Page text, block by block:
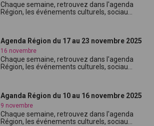
Chaque semaine, retrouvez dans l'agenda
Région, les événements culturels, sociau...
Agenda Région du 17 au 23 novembre 2025
16 novembre
Chaque semaine, retrouvez dans l'agenda
Région, les événements culturels, sociau...
Aganda Région du 10 au 16 novembre 2025
9 novembre
Chaque semaine, retrouvez dans l'agenda
Région, les événements culturels, sociau...